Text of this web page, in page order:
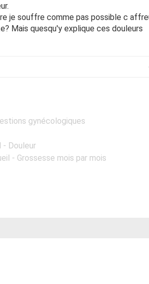
je souffre comme pas possible c
Mais quesqu'y explique ces douleurs
gynécologiques
- Douleur
- Grossesse mois par mois